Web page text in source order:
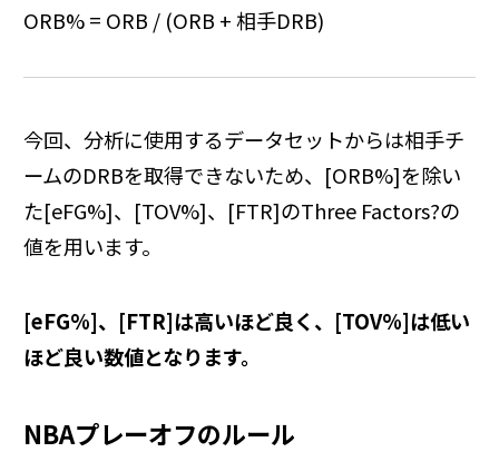
ORB% = ORB / (ORB + 相手DRB)
今回、分析に使用するデータセットからは相手チ
ームのDRBを取得できないため、[ORB%]を除い
た[eFG%]、[TOV%]、[FTR]のThree Factors?の
値を用います。
[eFG%]、[FTR]は高いほど良く、[TOV%]は低い
ほど良い数値となります。
NBAプレーオフのルール